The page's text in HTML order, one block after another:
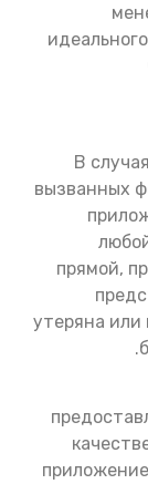
В
вызванных
прямой,
утеряна